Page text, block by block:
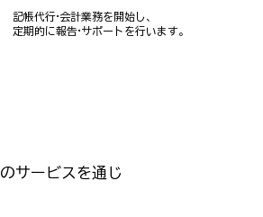
記帳代行·会計業務を開始し、
定期的に報告·サポートを行います。
サービスを通じ